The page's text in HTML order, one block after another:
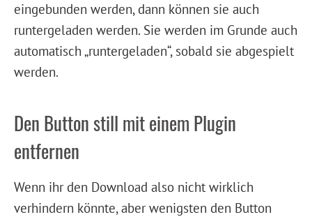
eingebunden werden, dann können sie auch
runtergeladen werden. Sie werden im Grunde auch
automatisch „runtergeladen“, sobald sie abgespielt
werden.
Den Button still mit einem Plugin
entfernen
Wenn ihr den Download also nicht wirklich
verhindern könnte, aber wenigsten den Button